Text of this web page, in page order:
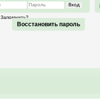
Запомнить?
Восстановить пароль